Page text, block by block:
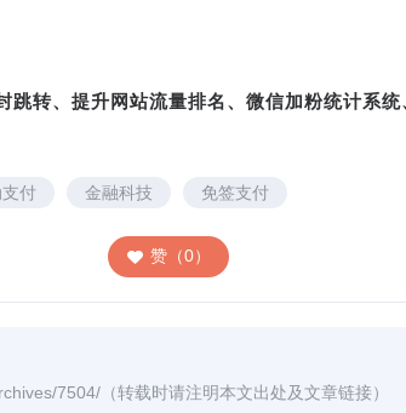
跳转、提升网站流量排名、微信加粉统计系
付 金融科技 免签支付
赞（0）
7504/ （转载时请注明本文出处及文章链接）